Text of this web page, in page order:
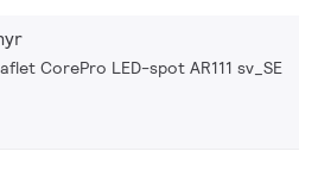
CorePro LED-spot AR111 sv_SE